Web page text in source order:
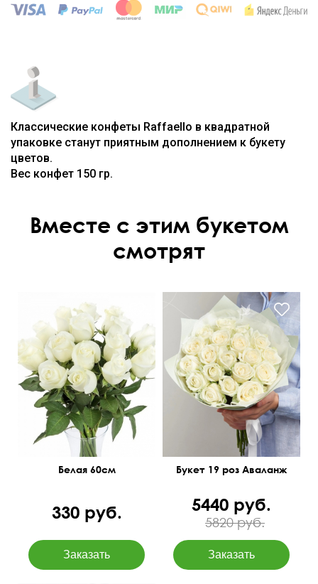
Классические конфеты Raffaello в квадратной
упаковке станут приятным дополнением к букету
цветов.
Вес конфет 150 гр.
Вместе с этим букетом
смотрят
Белая 60см
330 руб.
Букет 19 роз Аваланж
5440 руб.
5820 руб.